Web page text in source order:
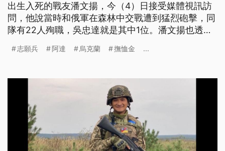
出生入死的戰友潘文揚，今（4）日接受媒體視訊訪
問，他說當時和俄軍在森林中交戰遭到猛烈砲擊，同
隊有22人殉職，吳忠達就是其中1位。潘文揚也透露
兵。
志願兵 阿達 烏克蘭 撫恤金 ...